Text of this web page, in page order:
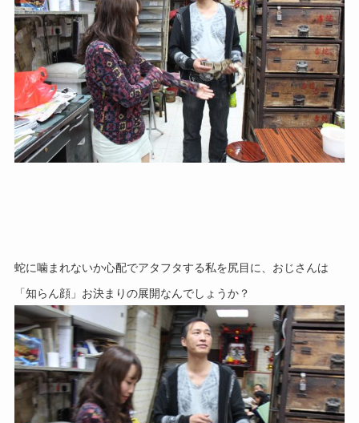
蛇に噛まれないか心配でアタフタする私を尻目に、おじさんは
「知らん顔」 お決まりの展開なんでしょうか？